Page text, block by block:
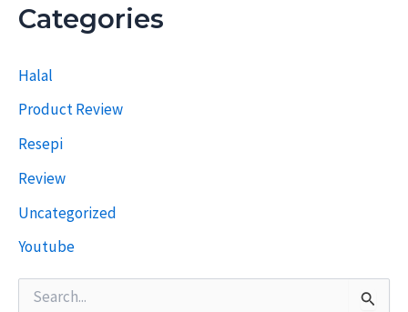
p
e
d
h
u
l
u
Categories
Halal
Product Review
Resepi
Review
Uncategorized
Youtube